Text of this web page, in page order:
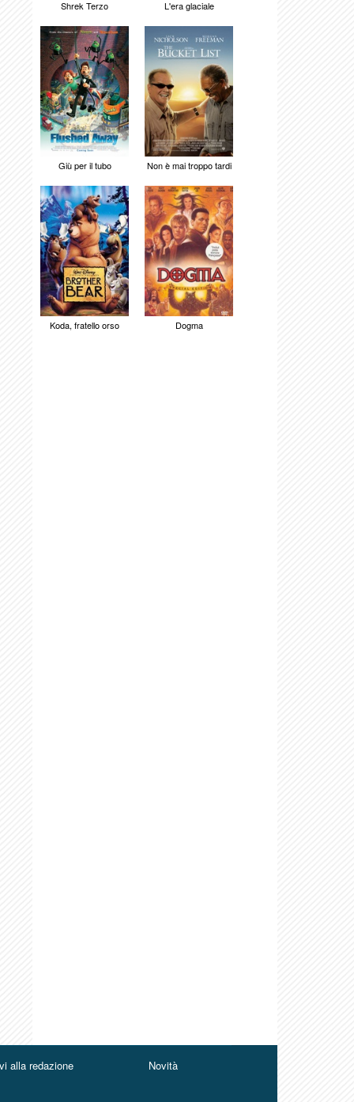
Shrek Terzo L'era glaciale
Giù per il tubo Non è mai troppo tardi
Koda, fratello orso Dogma
alla redazione Novità